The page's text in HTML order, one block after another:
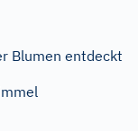
Blumen entdeckt